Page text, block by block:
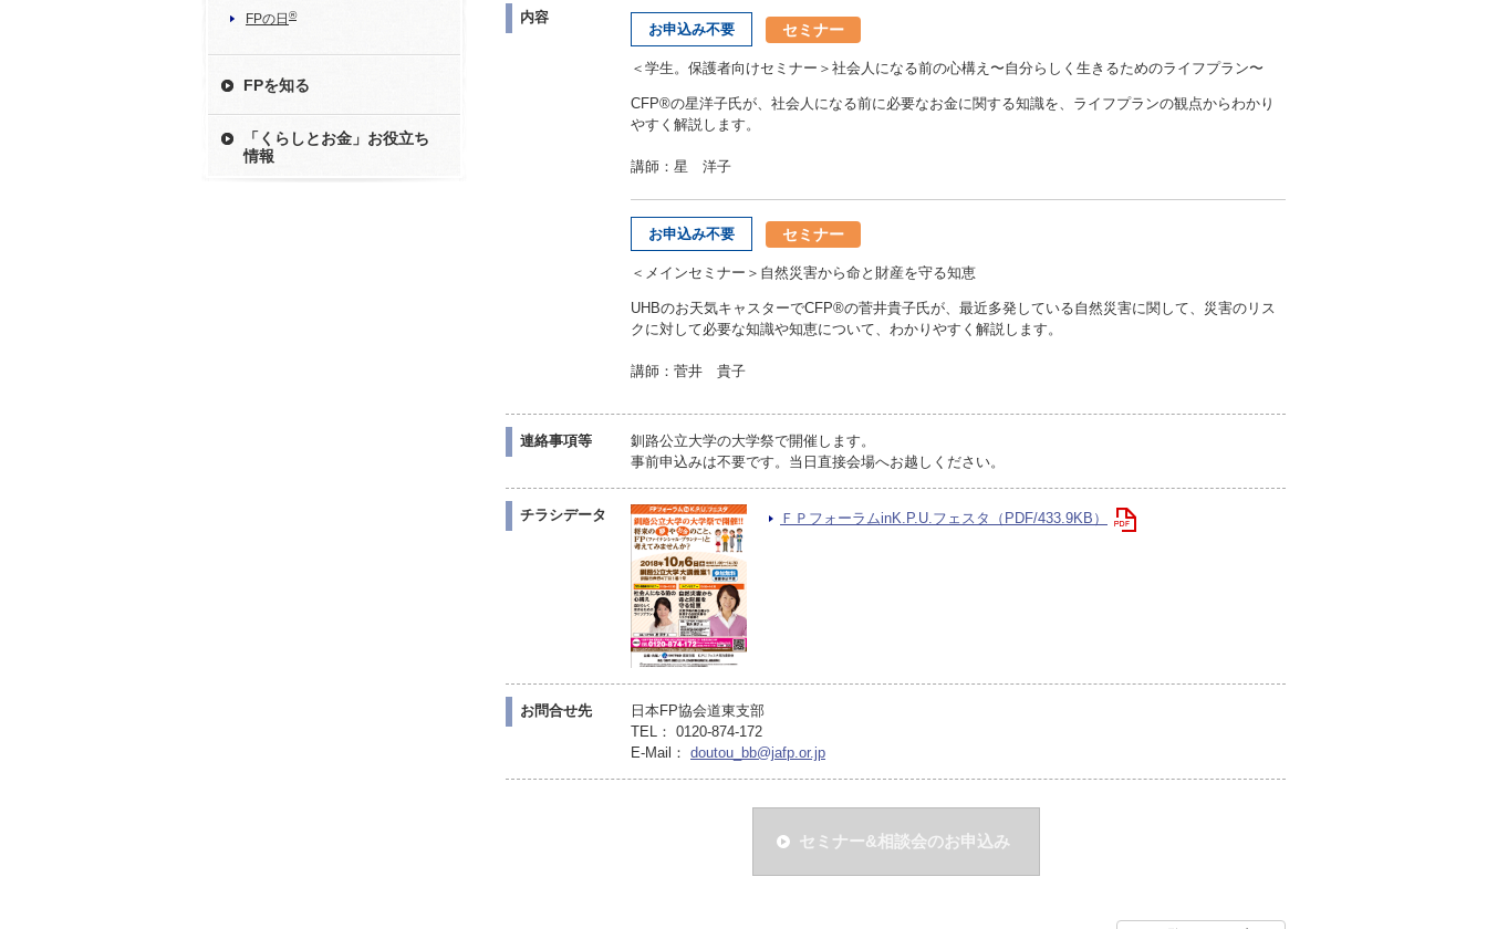
FPの日 ®
FPを知る
「くらしとお金」お役立ち
情報
内容
お申込み不要 セミナー
＜学生。保護者向けセミナー＞社会人になる前の心構え〜自分らしく生きるためのライフプラン〜
CFP®の星洋子氏が、社会人になる前に必要なお金に関する知識を、ライフプランの観点からわかり
やすく解説します。
講師：星 洋子
お申込み不要 セミナー
＜メインセミナー＞自然災害から命と財産を守る知恵
UHBのお天気キャスターでCFP®の菅井貴子氏が、最近多発している自然災害に関して、災害のリス
クに対して必要な知識や知恵について、わかりやすく解説します。
講師：菅井 貴子
連絡事項等
釧路公立大学の大学祭で開催します。
事前申込みは不要です。当日直接会場へお越しください。
チラシデータ ＦＰフォーラムinK.P.U.フェスタ（PDF/433.9KB）
お問合せ先
日本FP協会道東支部
TEL： 0120-874-172
E-Mail： doutou_bb@jafp.or.jp
セミナー&相談会のお申込み